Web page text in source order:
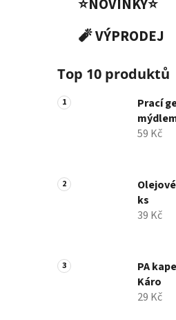
⭐NOVINKY⭐
🧨 VÝPRODEJ
Top 10 produktů
Prací
59 Kč
ks
39 Kč
PA
Káro
29 Kč